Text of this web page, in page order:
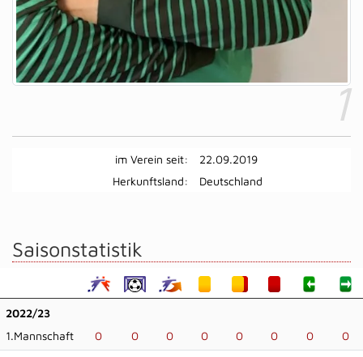
1
im Verein seit:
22.09.2019
Herkunftsland:
Deutschland
Saisonstatistik
2022/23
1.Mannschaft
0 0 0 0 0 0 0 0